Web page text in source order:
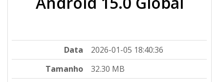
Data
2026-01-05 18:40:36
Tamanho
32.30 MB